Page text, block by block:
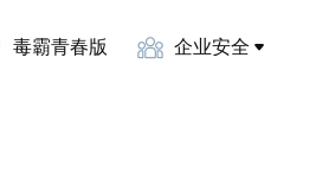
毒霸青春版 企业安全